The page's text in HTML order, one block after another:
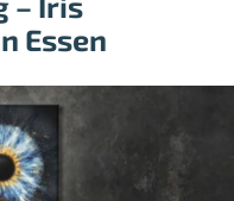
Essen